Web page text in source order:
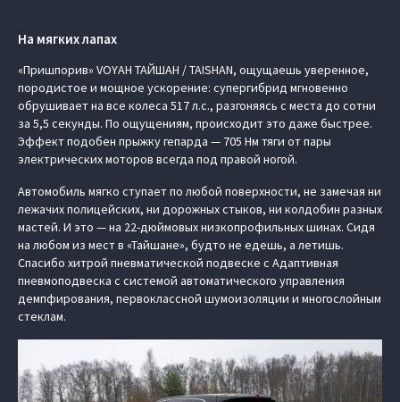
На мягких лапах
«Пришпорив» VOYAH ТАЙШАН / TAISHAN, ощущаешь уверенное,
породистое и мощное ускорение: супергибрид мгновенно
обрушивает на все колеса 517 л.с., разгоняясь с места до сотни
за 5,5 секунды. По ощущениям, происходит это даже быстрее.
Эффект подобен прыжку гепарда — 705 Нм тяги от пары
электрических моторов всегда под правой ногой.
Автомобиль мягко ступает по любой поверхности, не замечая ни
лежачих полицейских, ни дорожных стыков, ни колдобин разных
мастей. И это — на 22-дюймовых низкопрофильных шинах. Сидя
на любом из мест в «Тайшане», будто не едешь, а летишь.
Спасибо хитрой пневматической подвеске с Адаптивная
пневмоподвеска с системой автоматического управления
демпфирования, первоклассной шумоизоляции и многослойным
стеклам.